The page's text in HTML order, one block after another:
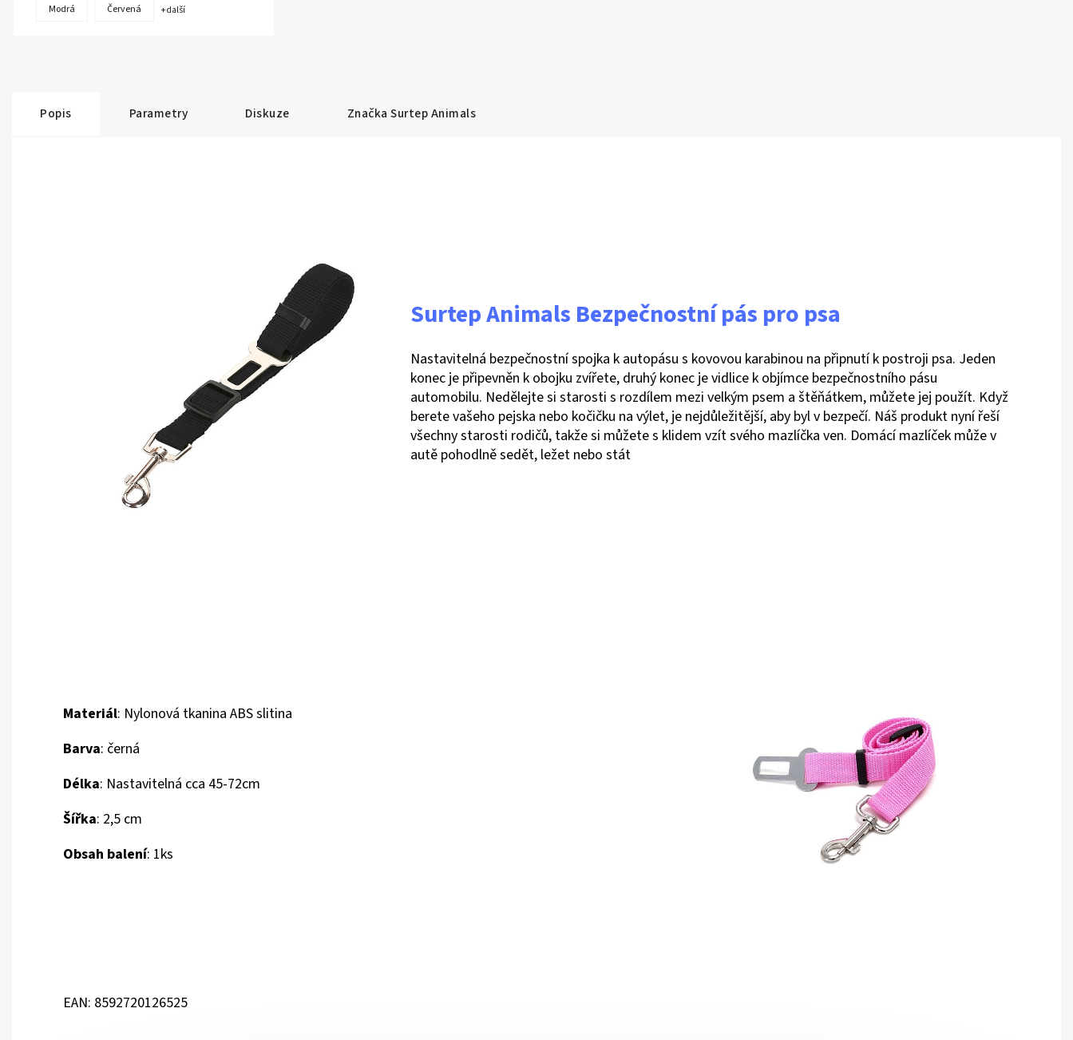
Modrá Červená + další
Popis Parametry Diskuze Značka Surtep Animals
Surtep Animals Bezpečnostní pás pro psa
Nastavitelná bezpečnostní spojka k autopásu s kovovou karabinou na připnutí k postroji psa. Jeden
konec je připevněn k obojku zvířete, druhý konec je vidlice k objímce bezpečnostního pásu
automobilu. Nedělejte si starosti s rozdílem mezi velkým psem a štěňátkem, můžete jej použít. Když
berete vašeho pejska nebo kočičku na výlet, je nejdůležitější, aby byl v bezpečí. Náš produkt nyní řeší
všechny starosti rodičů, takže si můžete s klidem vzít svého mazlíčka ven. Domácí mazlíček může v
autě pohodlně sedět, ležet nebo stát
Materiál: Nylonová tkanina ABS slitina
Barva: černá
Délka: Nastavitelná cca 45-72cm
Šířka: 2,5 cm
Obsah balení: 1ks
EAN: 8592720126525